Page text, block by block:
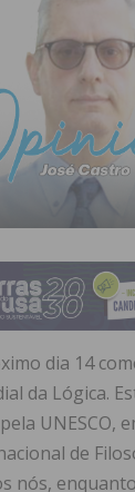
dia 14
da Lógica.
UNESCO,
de
nós,